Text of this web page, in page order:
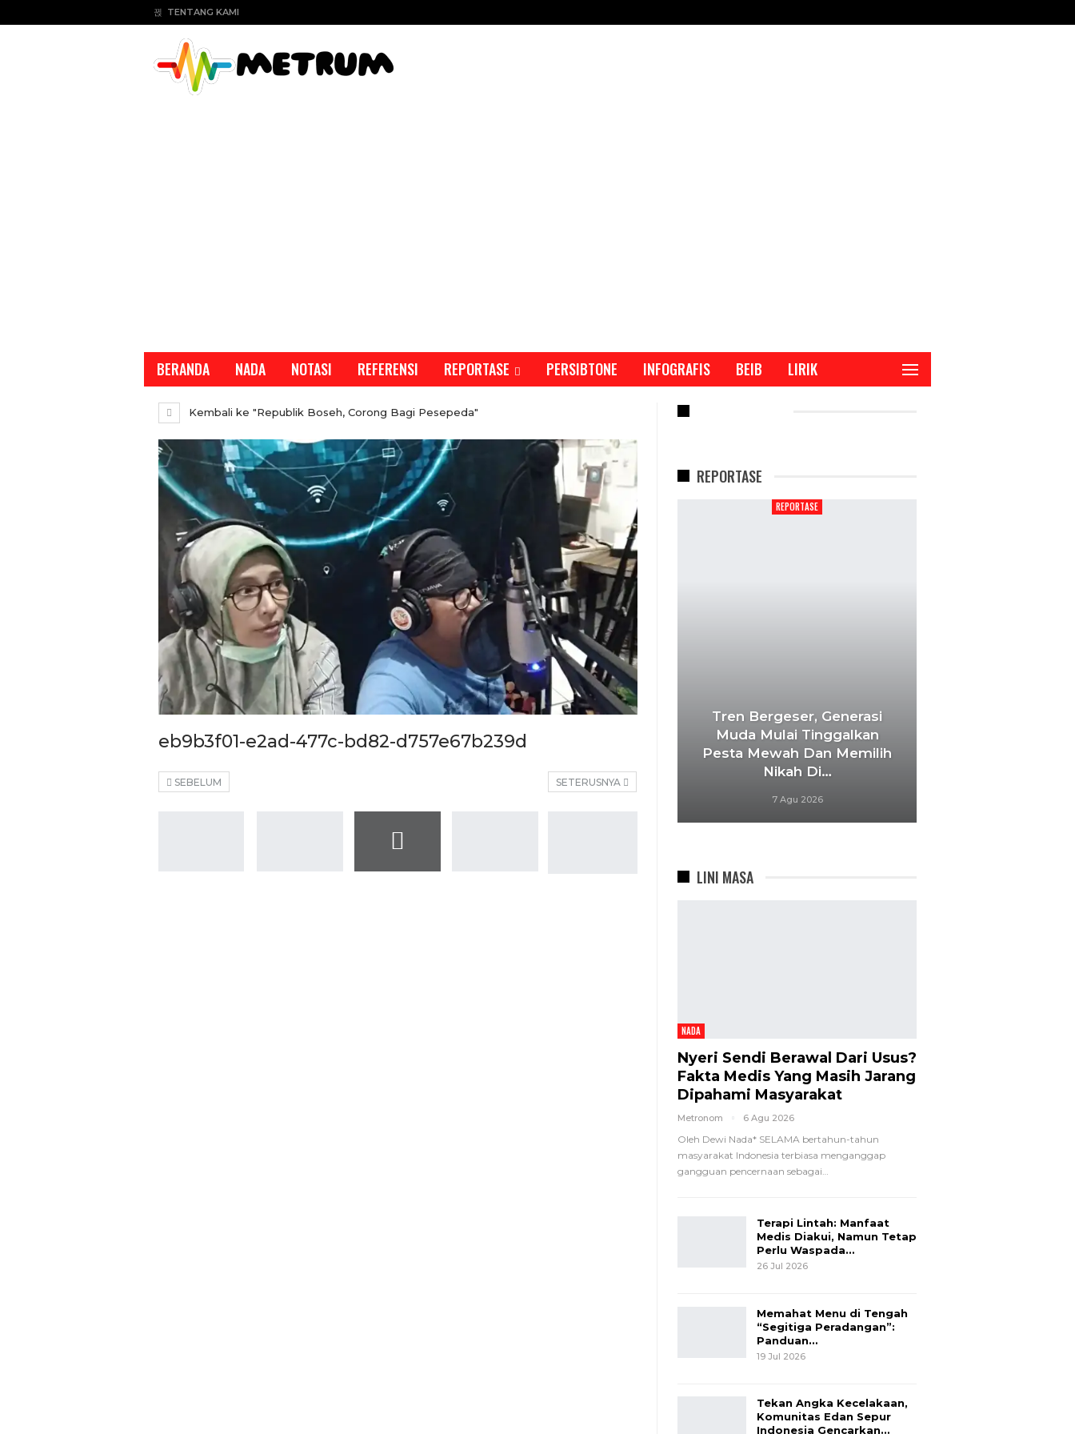
TENTANG KAMI
BERANDA NADA NOTASI REFERENSI REPORTASE PERSIBTONE INFOGRAFIS BEIB LIRIK
Kembali ke "Republik Boseh, Corong Bagi Pesepeda"
eb9b3f01-e2ad-477c-bd82-d757e67b239d
SETERUSNYA
SEBELUM
REPORTASE
REPORTASE
Tren Bergeser, Generasi
Muda Mulai Tinggalkan
Pesta Mewah Dan Memilih
Nikah Di…
7 Agu 2026
LINI MASA
NADA
Nyeri Sendi Berawal Dari Usus?
Fakta Medis Yang Masih Jarang
Dipahami Masyarakat
Metronom 6 Agu 2026
Oleh Dewi Nada* SELAMA bertahun-tahun
masyarakat Indonesia terbiasa menganggap
gangguan pencernaan sebagai…
Terapi Lintah: Manfaat
Medis Diakui, Namun Tetap
Perlu Waspada…
26 Jul 2026
Memahat Menu di Tengah
“Segitiga Peradangan”:
Panduan…
19 Jul 2026
Tekan Angka Kecelakaan,
Komunitas Edan Sepur
Indonesia Gencarkan…